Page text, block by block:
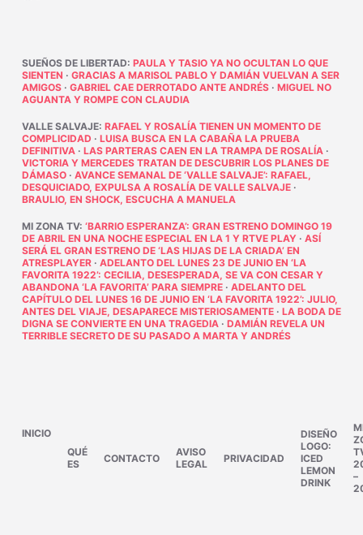
SUEÑOS DE LIBERTAD: PAULA Y TASIO YA NO OCULTAN LO QUE
SIENTEN · GRACIAS A MARISOL PABLO Y DAMIÁN VUELVAN A SER
AMIGOS· GABRIEL CAE DERROTADO ANTE ANDRÉS· MIGUEL NO
AGUANTA Y ROMPE CON CLAUDIA
VALLE SALVAJE: RAFAEL Y ROSALÍA TIENEN UN MOMENTO DE
COMPLICIDAD · LUISA BUSCA EN LA CABAÑA LA PRUEBA
DEFINITIVA· LAS PARTERAS CAEN EN LA TRAMPA DE ROSALÍA·
VICTORIA Y MERCEDES TRATAN DE DESCUBRIR LOS PLANES DE
DÁMASO· AVANCE SEMANAL DE ‘VALLE SALVAJE’: RAFAEL,
DESQUICIADO, EXPULSA A ROSALÍA DE VALLE SALVAJE·
BRAULIO, EN SHOCK, ESCUCHA A MANUELA
MI ZONA TV: ‘BARRIO ESPERANZA’: GRAN ESTRENO DOMINGO 19
DE ABRIL EN UNA NOCHE ESPECIAL EN LA 1 Y RTVE PLAY· ASÍ
SERÁ EL GRAN ESTRENO DE ‘LAS HIJAS DE LA CRIADA’ EN
ATRESPLAYER· ADELANTO DEL LUNES 23 DE JUNIO EN ‘LA
FAVORITA 1922’: CECILIA, DESESPERADA, SE VA CON CESAR Y
ABANDONA ‘LA FAVORITA’ PARA SIEMPRE· ADELANTO DEL
CAPÍTULO DEL LUNES 16 DE JUNIO EN ‘LA FAVORITA 1922’: JULIO,
ANTES DEL VIAJE, DESAPARECE MISTERIOSAMENTE· LA BODA DE
DIGNA SE CONVIERTE EN UNA TRAGEDIA· DAMIÁN REVELA UN
TERRIBLE SECRETO DE SU PASADO A MARTA Y ANDRÉS
INICIO
QUÉ
ES
CONTACTO
AVISO
LEGAL
PRIVACIDAD
DISEÑO
LOGO:
ICED
LEMON
DRINK
–